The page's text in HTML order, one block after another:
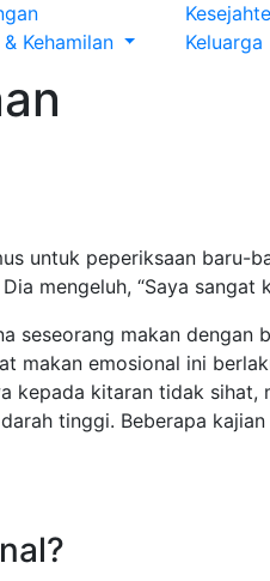
Kehamilan
Keluarga
untuk peperiksaan baru-
mengeluh, “Saya
seseorang makan dengan
makan emosional ini
kepada kitaran tidak
tinggi. Beberapa